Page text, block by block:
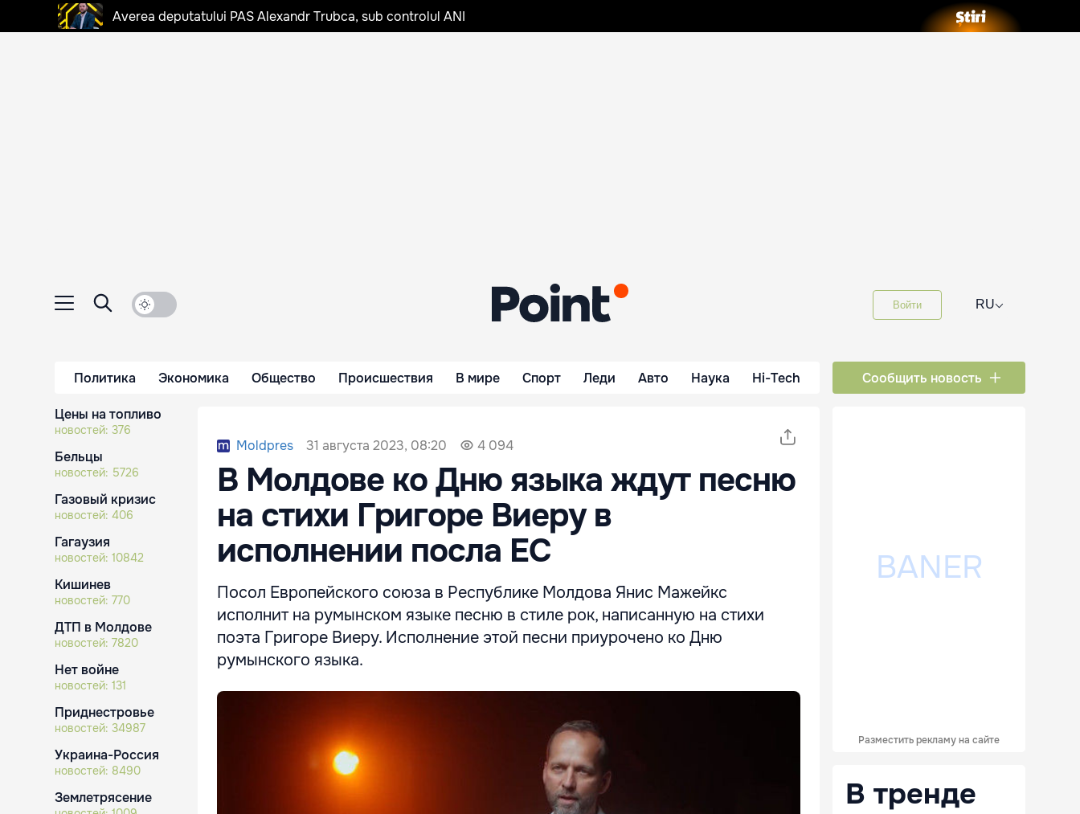
Averea deputatului PAS Alexandr Trubca, sub controlul ANI
Войти RU⌵
Политика Экономика Общество Происшествия В мире Спорт Леди Авто Наука Hi-Tech Сообщить новость
Цены на топливо
новостей: 376
Бельцы
новостей: 5726
Газовый кризис
новостей: 406
Гагаузия
новостей: 10842
Кишинев
новостей: 770
ДТП в Молдове
новостей: 7820
Нет войне
новостей: 131
Приднестровье
новостей: 34987
Украина-Россия
новостей: 8490
Землетрясение
Moldpres 31 августа 2023, 08:20 4 094
В Молдове ко Дню языка ждут песню
на стихи Григоре Виеру в
исполнении посла ЕС
Посол Европейского союза в Республике Молдова Янис Мажейкс
исполнит на румынском языке песню в стиле рок, написанную на стихи
поэта Григоре Виеру. Исполнение этой песни приурочено ко Дню
румынского языка.
Разместить рекламу на сайте
В тренде